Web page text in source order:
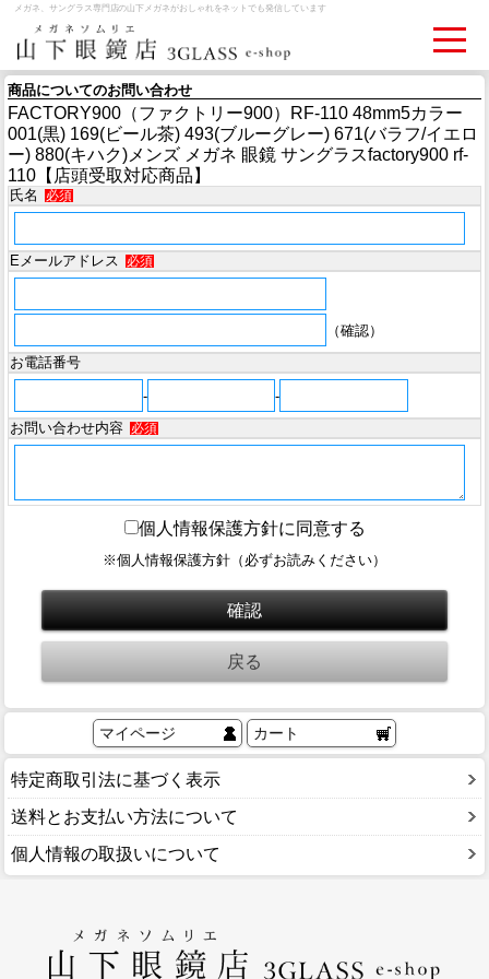
メガネ、サングラス専門店の山下メガネがおしゃれをネットでも発信しています
ログイン お買いものカゴ
お問い合わせ 検眼予約
アクセス
おすすめアイテム
ITEM
ブログ
BLOG
COMPANY
インフォメーション
INFORMATION
商品についてのお問い合わせ
FACTORY900（ファクトリー900）RF-110 48mm5カラー
001(黒) 169(ビール茶) 493(ブルーグレー) 671(バラフ/イエロ
ー) 880(キハク)メンズ メガネ 眼鏡 サングラスfactory900 rf-
110【店頭受取対応商品】
氏名 必須
Eメールアドレス 必須
（確認）
お電話番号
-
-
お問い合わせ内容
必須
個人情報保護方針に同意する
※個人情報保護方針（必ずお読みください）
マイページ カート
特定商取引法に基づく表示
送料とお支払い方法について
個人情報の取扱いについて